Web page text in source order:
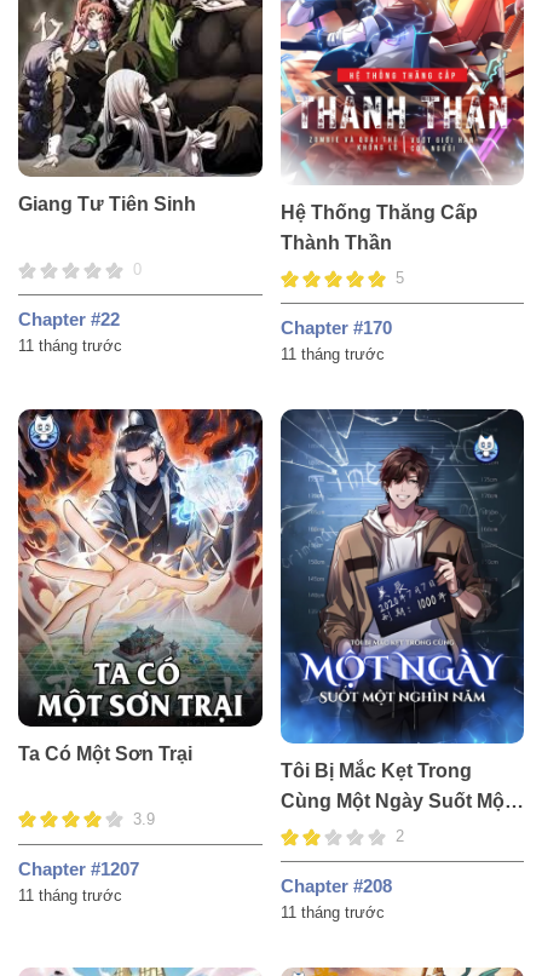
Giang Tư Tiên Sinh
0
Chapter #22
11 tháng trước
Hệ Thống Thăng Cấp
Thành Thần
5
Chapter #170
11 tháng trước
Ta Có Một Sơn Trại
3.9
Chapter #1207
11 tháng trước
Tôi Bị Mắc Kẹt Trong
Cùng Một Ngày Suốt Một
Nghìn Năm
2
Chapter #208
11 tháng trước